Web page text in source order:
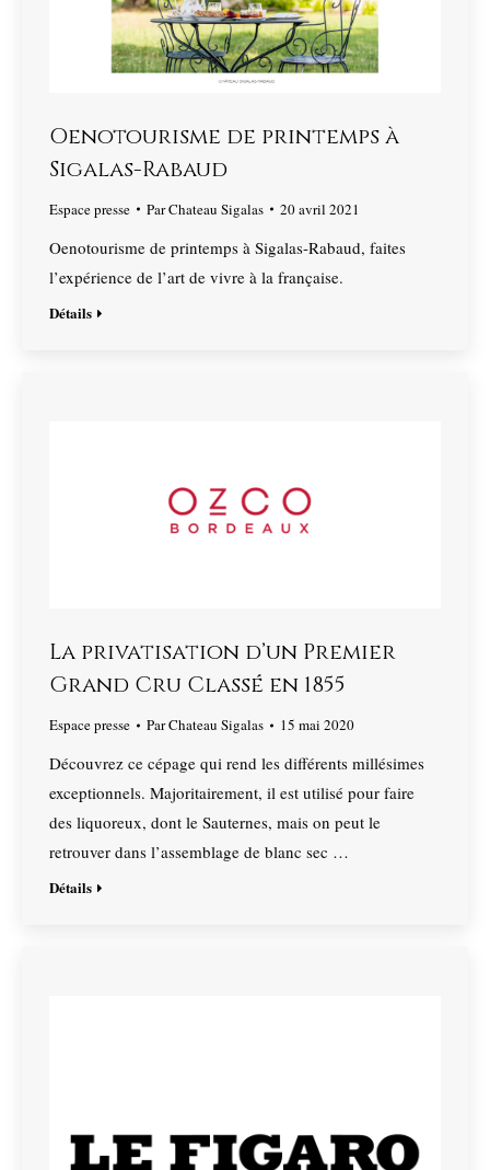
Oenotourisme de printemps à
Sigalas-Rabaud
Espace presse ParChateau Sigalas 20 avril 2021
Oenotourisme de printemps à Sigalas-Rabaud, faites
l’expérience de l’art de vivre à la française.
Détails
La privatisation d’un Premier
Grand Cru Classé en 1855
Espace presse ParChateau Sigalas 15 mai 2020
Découvrez ce cépage qui rend les différents millésimes
exceptionnels. Majoritairement, il est utilisé pour faire
des liquoreux, dont le Sauternes, mais on peut le
retrouver dans l’assemblage de blanc sec …
Détails